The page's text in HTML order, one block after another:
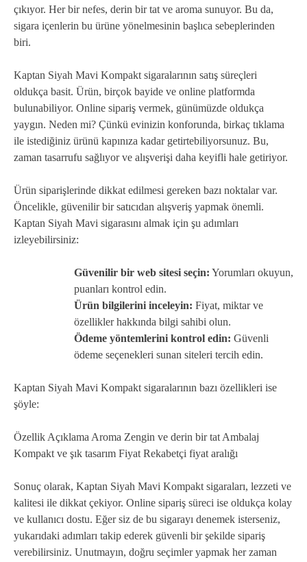
çıkıyor. Her bir nefes, derin bir tat ve aroma sunuyor. Bu da,
sigara içenlerin bu ürüne yönelmesinin başlıca sebeplerinden
biri.
Kaptan Siyah Mavi Kompakt sigaralarının satış süreçleri
oldukça basit. Ürün, birçok bayide ve online platformda
bulunabiliyor. Online sipariş vermek, günümüzde oldukça
yaygın. Neden mi? Çünkü evinizin konforunda, birkaç tıklama
ile istediğiniz ürünü kapınıza kadar getirtebiliyorsunuz. Bu,
zaman tasarrufu sağlıyor ve alışverişi daha keyifli hale getiriyor.
Ürün siparişlerinde dikkat edilmesi gereken bazı noktalar var.
Öncelikle, güvenilir bir satıcıdan alışveriş yapmak önemli.
Kaptan Siyah Mavi sigarasını almak için şu adımları
izleyebilirsiniz:
Güvenilir bir web sitesi seçin: Yorumları okuyun,
puanları kontrol edin.
Ürün bilgilerini inceleyin: Fiyat, miktar ve
özellikler hakkında bilgi sahibi olun.
Ödeme yöntemlerini kontrol edin: Güvenli
ödeme seçenekleri sunan siteleri tercih edin.
Kaptan Siyah Mavi Kompakt sigaralarının bazı özellikleri ise
şöyle:
Özellik Açıklama Aroma Zengin ve derin bir tat Ambalaj
Kompakt ve şık tasarım Fiyat Rekabetçi fiyat aralığı
Sonuç olarak, Kaptan Siyah Mavi Kompakt sigaraları, lezzeti ve
kalitesi ile dikkat çekiyor. Online sipariş süreci ise oldukça kolay
ve kullanıcı dostu. Eğer siz de bu sigarayı denemek isterseniz,
yukarıdaki adımları takip ederek güvenli bir şekilde sipariş
verebilirsiniz. Unutmayın, doğru seçimler yapmak her zaman